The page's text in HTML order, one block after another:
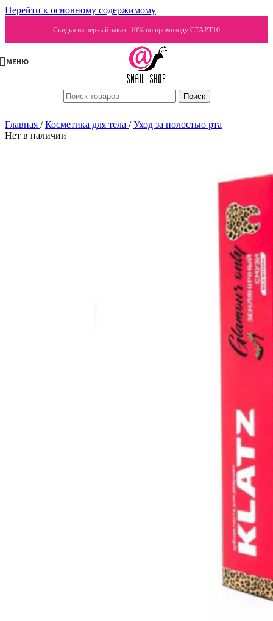
Перейти к основному содержимому
Скидка на первый заказ -10% по промокоду СТАРТ10
МЕНЮ
Поиск
Главная / Косметика для тела / Уход за полостью рта
Нет в наличии